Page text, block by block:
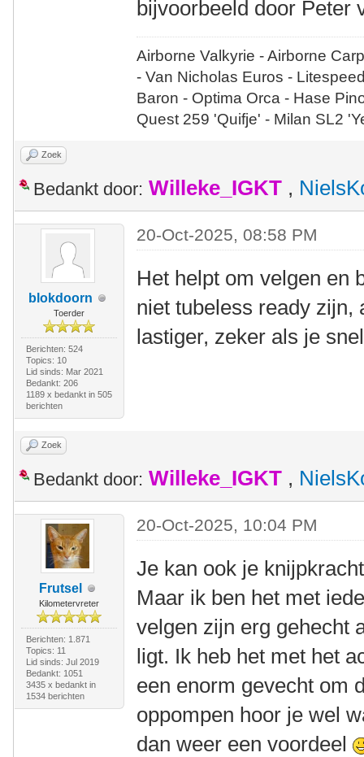
bijvoorbeeld door Peter
Airborne Valkyrie - Airborne
- Van Nicholas Euros -
Baron - Optima Orca - Hase
Quest 259 'Quifje' - Milan SL2
Zoek
Bedankt door: Willeke_IGKT ,
blokdoorn
Toerder
Berichten: 524
Topics: 10
Lid sinds: Mar 2021
Bedankt: 206
1189 x bedankt in 505
berichten
20-Oct-2025, 08:58 PM
Het helpt om velgen en
niet tubeless ready zijn,
lastiger, zeker als je
Zoek
Bedankt door: Willeke_IGKT ,
Frutsel
Kilometervreter
Berichten: 1.871
Topics: 11
Lid sinds: Jul 2019
Bedankt: 1051
3435 x bedankt in
1534 berichten
20-Oct-2025, 10:04 PM
Je kan ook je
Maar ik ben het met
velgen zijn erg gehecht
ligt. Ik heb het met het
een enorm gevecht om
oppompen hoor je wel
dan weer een voordeel